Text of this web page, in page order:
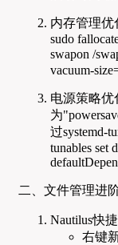
内存管理优
sudo
swapon /
vacuum-
电源策略优
为
过systemd-
tunables set
二、文件管理进
Nautilus快
右键